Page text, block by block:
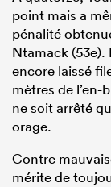
point mais a
pénalité
Ntamack
encore laissé
mètres de l’en-
ne soit arrêté
orage.
Contre
mérite de